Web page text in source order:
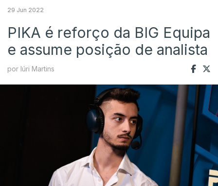
29 Jun 2022
PIKA é reforço da BIG Equipa
e assume posição de analista
por Iúri Martins